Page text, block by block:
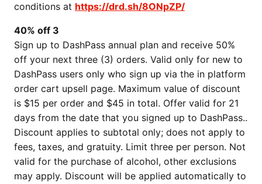
conditions at https://drd.sh/8ONpZP/
40% off 3
Sign up to DashPass annual plan and receive 50%
off your next three (3) orders. Valid only for new to
DashPass users only who sign up via the in platform
order cart upsell page. Maximum value of discount
is $15 per order and $45 in total. Offer valid for 21
days from the date that you signed up to DashPass..
Discount applies to subtotal only; does not apply to
fees, taxes, and gratuity. Limit three per person. Not
valid for the purchase of alcohol, other exclusions
may apply. Discount will be applied automatically to